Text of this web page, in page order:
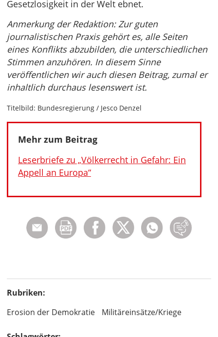
Gesetzlosigkeit in der Welt ebnet.
Anmerkung der Redaktion: Zur guten
journalistischen Praxis gehört es, alle Seiten
eines Konflikts abzubilden, die unterschiedlichen
Stimmen anzuhören. In diesem Sinne
veröffentlichen wir auch diesen Beitrag, zumal er
inhaltlich durchaus lesenswert ist.
Titelbild: Bundesregierung / Jesco Denzel
Mehr zum Beitrag
Leserbriefe zu „Völkerrecht in Gefahr: Ein
Appell an Europa“
Rubriken:
Erosion der Demokratie
Militäreinsätze/Kriege